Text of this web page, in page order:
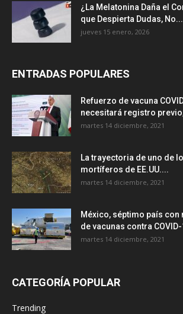
¿La Melatonina Daña el
que Despierta Dudas, No...
jueves 15 enero, 2026
ENTRADAS POPULARES
Refuerzo de vacuna
necesitará registro
martes 14 diciembre, 2021
La trayectoria de uno de
mortíferos de EE.UU....
martes 14 diciembre, 2021
México, séptimo país
de vacunas contra
martes 14 diciembre, 2021
CATEGORÍA POPULAR
Trending